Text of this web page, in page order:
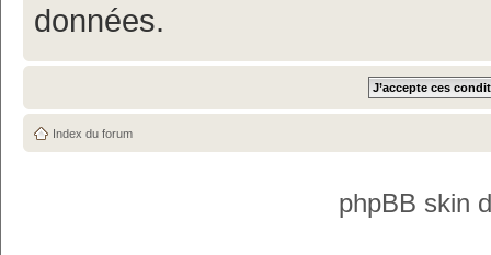
données.
Index du forum
phpBB skin